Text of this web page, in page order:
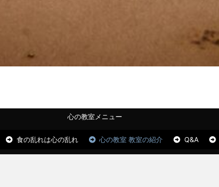
心の教室メニュー
食の乱れは心の乱れ 心の教室 教室の紹介 Q&A